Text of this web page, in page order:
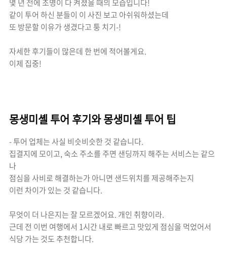
몇 년 전에 조명이 다 켜졌을 때의 모습입니다!
같이 투어 하신 분들이 이 사진 보고 아쉬워하셨는데
또 방문할 이유가 생겼다고 퉁 치기-!
자세한 후기들이 많은데 한 번에 적어볼게요.
이제 집중!
몽생미셸 투어 후기와몽생미셸 투어 팁
- 투어 업체는 사실 비슷비슷한 것 같습니다.
집결지에 모이고, 숙소 주소를 주면 샌딩까지 해주는 서비스는 같으
나
점심을 사비로 해결하는가 아니면 샌드위치를 제공해주는지
이런 차이가 있는 것 같습니다.
무엇이 더 나은지는 잘 모르겠어요. 개인 취향이라.
근데 전 이번 여행에서 1시간 내로 빠르고 맛있게 점심을 먹었어서
식당 가는 것도 추천합니다.